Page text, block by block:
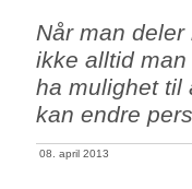
Når man
ikke alltid
ha mulighet til
kan endre
08. april 2013